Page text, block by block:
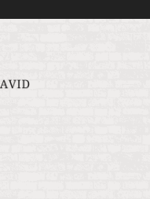
、紛失・破壊・改ざんおよ
す。
託する場合は、委託者が個
令及びその他の規範を遵守